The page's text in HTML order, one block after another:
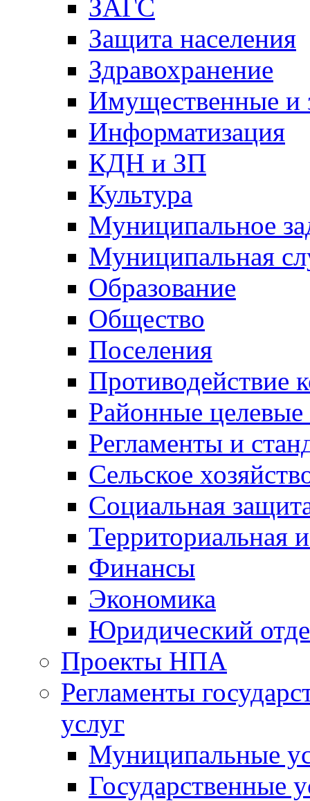
ЗАГС
Защита населения
Здравохранение
Имущественные и
Информатизация
КДН и ЗП
Культура
Муниципальное
Муниципальная
Образование
Общество
Поселения
Противодействие
Районные
Регламенты и
Сельское
Социальная
Территориальная
Финансы
Экономика
Юридический
Проекты НПА
Регламенты
услуг
Муниципальные
Государственные